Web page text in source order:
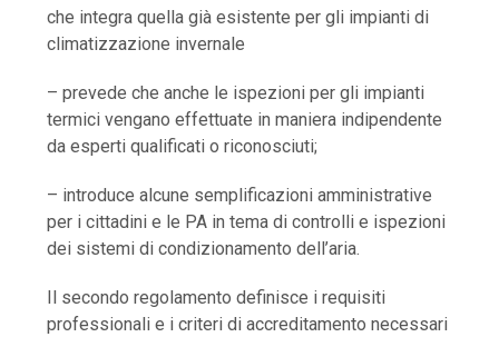
che integra quella già esistente per gli impianti di
climatizzazione invernale
– prevede che anche le ispezioni per gli impianti
termici vengano effettuate in maniera indipendente
da esperti qualificati o riconosciuti;
– introduce alcune semplificazioni amministrative
per i cittadini e le PA in tema di controlli e ispezioni
dei sistemi di condizionamento dell’aria.
Il secondo regolamento definisce i requisiti
professionali e i criteri di accreditamento necessari